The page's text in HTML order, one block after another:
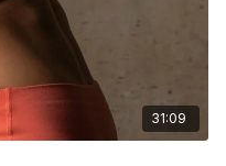
31:09